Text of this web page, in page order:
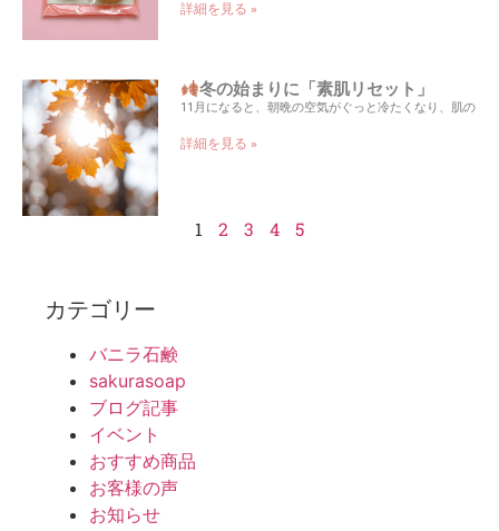
詳細を見る »
冬の始まりに「素肌リセット」
11月になると、朝晩の空気がぐっと冷たくなり、肌の
詳細を見る »
1 2 3 4 5
カテゴリー
バニラ石鹸
sakurasoap
ブログ記事
イベント
おすすめ商品
お客様の声
お知らせ